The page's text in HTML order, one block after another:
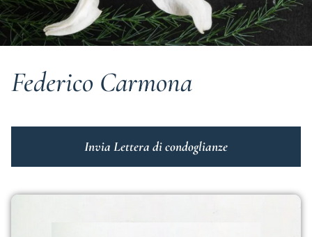
Federico Carmona
Invia Lettera di condoglianze